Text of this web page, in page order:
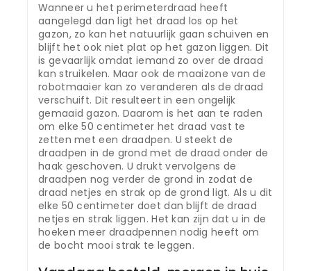
Wanneer u het perimeterdraad heeft
aangelegd dan ligt het draad los op het
gazon, zo kan het natuurlijk gaan schuiven en
blijft het ook niet plat op het gazon liggen. Dit
is gevaarlijk omdat iemand zo over de draad
kan struikelen. Maar ook de maaizone van de
robotmaaier kan zo veranderen als de draad
verschuift. Dit resulteert in een ongelijk
gemaaid gazon. Daarom is het aan te raden
om elke 50 centimeter het draad vast te
zetten met een draadpen. U steekt de
draadpen in de grond met de draad onder de
haak geschoven. U drukt vervolgens de
draadpen nog verder de grond in zodat de
draad netjes en strak op de grond ligt. Als u dit
elke 50 centimeter doet dan blijft de draad
netjes en strak liggen. Het kan zijn dat u in de
hoeken meer draadpennen nodig heeft om
de bocht mooi strak te leggen.